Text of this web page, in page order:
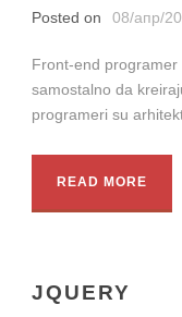
Posted on 08/апр/
Front-end
samostalno da
programeri su
READ MORE
JQUERY